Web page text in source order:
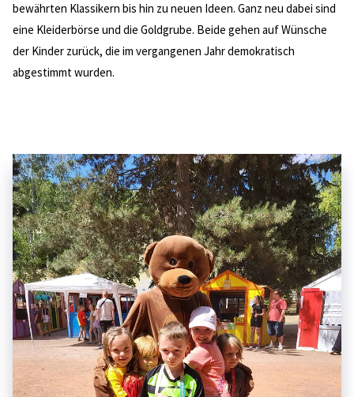
bewährten Klassikern bis hin zu neuen Ideen. Ganz neu dabei sind
eine Kleiderbörse und die Goldgrube. Beide gehen auf Wünsche
der Kinder zurück, die im vergangenen Jahr demokratisch
abgestimmt wurden.